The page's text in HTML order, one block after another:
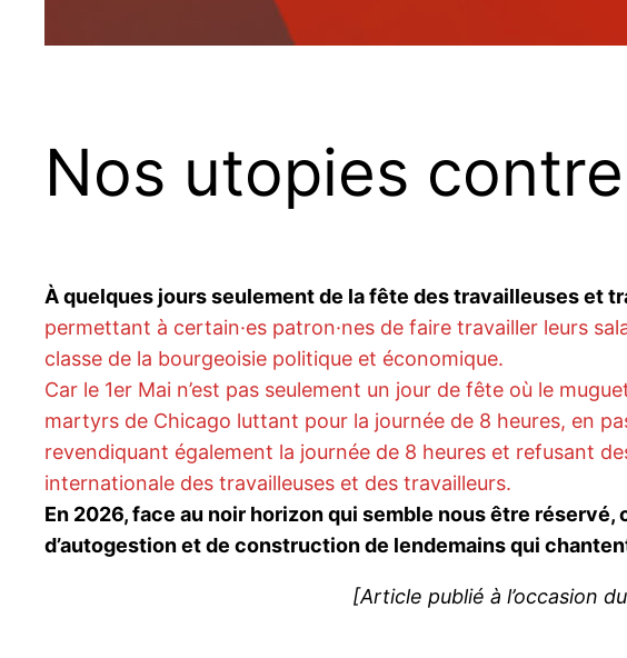
Nos utopies
À quelques jours seulement de la fête des travailleuses et
permettant à certain·es patron·nes de faire travailler leurs
classe de la bourgeoisie politique et économique.
Car le 1er Mai n’est pas seulement un jour de fête où le
martyrs de Chicago luttant pour la journée de 8 heures, en
revendiquant également la journée de 8 heures et refusant
internationale des travailleuses et des travailleurs.
En 2026, face au noir horizon qui semble nous être
d’autogestion et de construction de lendemains qui
[Article publié à l’occasion